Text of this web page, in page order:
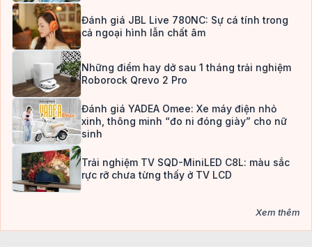
Đánh giá JBL Live 780NC: Sự cá tính trong
cả ngoại hình lẫn chất âm
Những điểm hay dở sau 1 tháng trải nghiệm
Roborock Qrevo 2 Pro
Đánh giá YADEA Omee: Xe máy điện nhỏ
xinh, thông minh “đo ni đóng giày” cho nữ
sinh
Trải nghiệm TV SQD-MiniLED C8L: màu sắc
rực rỡ chưa từng thấy ở TV LCD
Xem thêm